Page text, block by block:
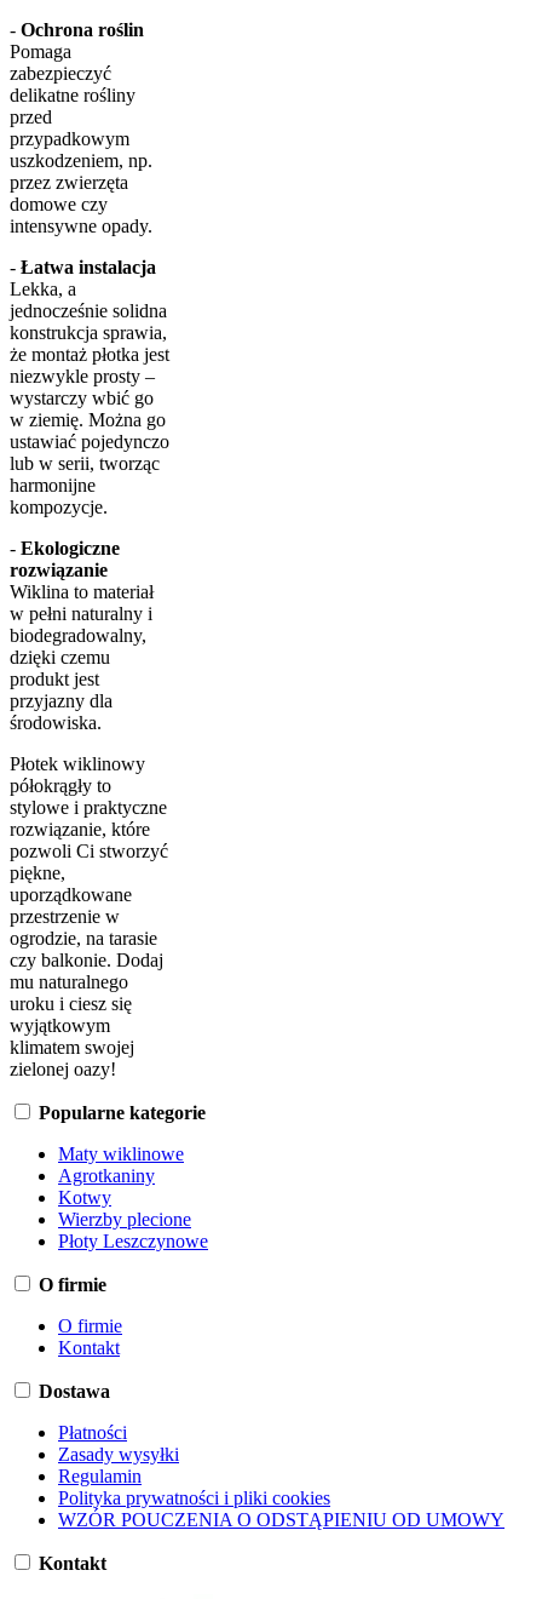
- Ochrona roślin
Pomaga
zabezpieczyć
delikatne rośliny
przed
przypadkowym
uszkodzeniem, np.
przez zwierzęta
domowe czy
intensywne opady.
- Łatwa instalacja
Lekka, a
jednocześnie solidna
konstrukcja sprawia,
że montaż płotka jest
niezwykle prosty –
wystarczy wbić go
w ziemię. Można go
ustawiać pojedynczo
lub w serii, tworząc
harmonijne
kompozycje.
- Ekologiczne
rozwiązanie
Wiklina to materiał
w pełni naturalny i
biodegradowalny,
dzięki czemu
produkt jest
przyjazny dla
środowiska.
Płotek wiklinowy
półokrągły to
stylowe i praktyczne
rozwiązanie, które
pozwoli Ci stworzyć
piękne,
uporządkowane
przestrzenie w
ogrodzie, na tarasie
czy balkonie. Dodaj
mu naturalnego
uroku i ciesz się
wyjątkowym
klimatem swojej
zielonej oazy!
Popularne kategorie
Maty wiklinowe
Agrotkaniny
Kotwy
Wierzby plecione
Płoty Leszczynowe
O firmie
O firmie
Kontakt
Dostawa
Płatności
Zasady wysyłki
Regulamin
Polityka prywatności i pliki cookies
WZÓR POUCZENIA O ODSTĄPIENIU OD UMOWY
Kontakt